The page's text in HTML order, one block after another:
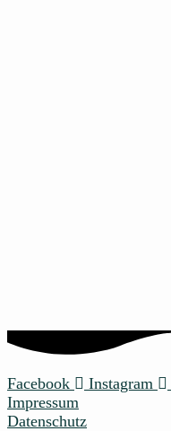
Facebook Instagram
Impressum
Datenschutz